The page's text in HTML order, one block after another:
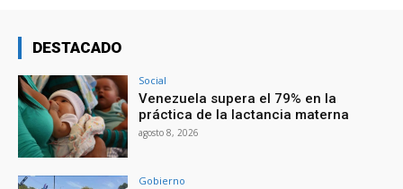
DESTACADO
Social
Venezuela supera el 79% en la
práctica de la lactancia materna
agosto 8, 2026
Gobierno